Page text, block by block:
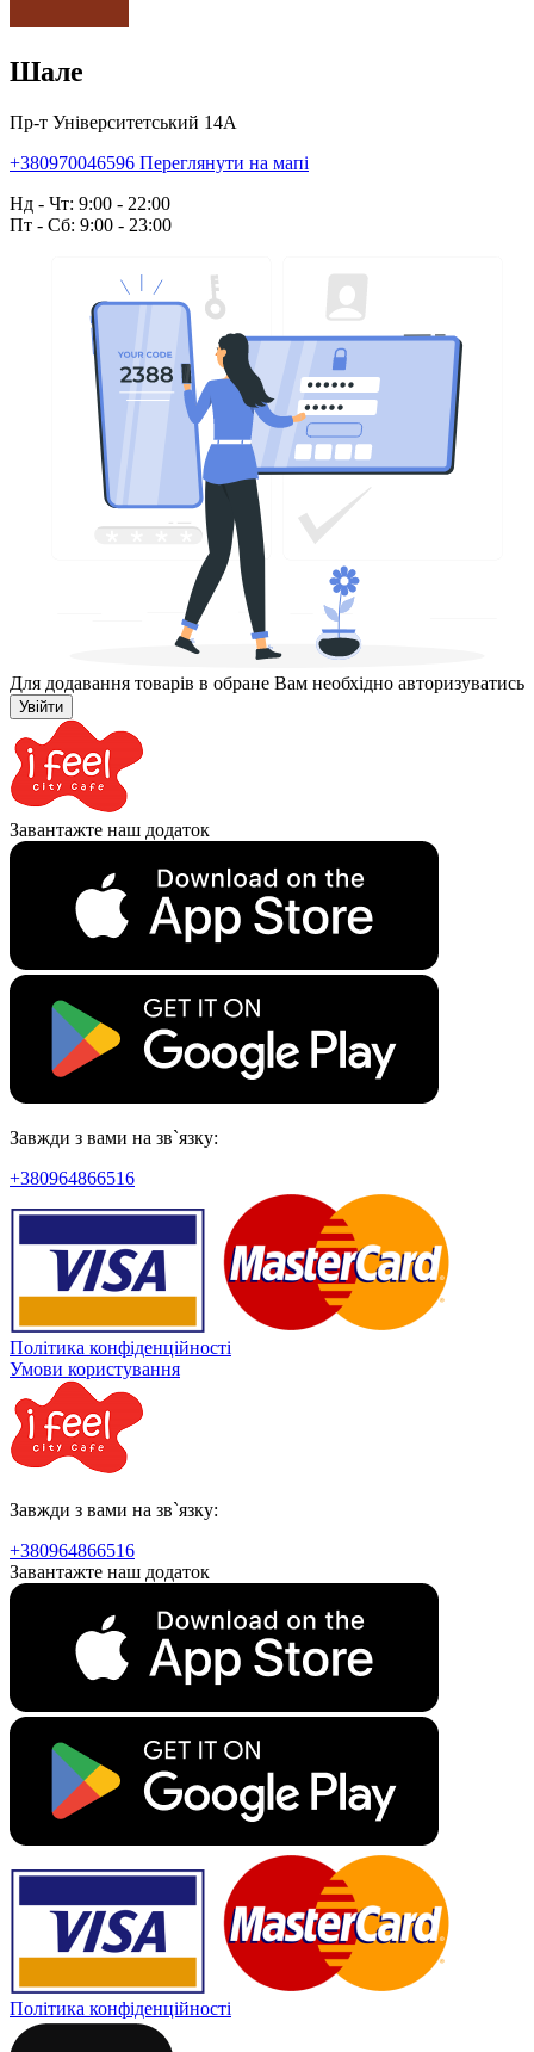
Шале
Пр-т Університетський 14А
+380970046596 Переглянути на мапі
Нд - Чт: 9:00 - 22:00
Пт - Сб: 9:00 - 23:00
Для додавання товарів в обране Вам необхідно авторизуватись
Увійти
Завантажте наш додаток
Завжди з вами на зв`язку:
+380964866516
Політика конфіденційності
Умови користування
Завжди з вами на зв`язку:
+380964866516
Завантажте наш додаток
Політика конфіденційності